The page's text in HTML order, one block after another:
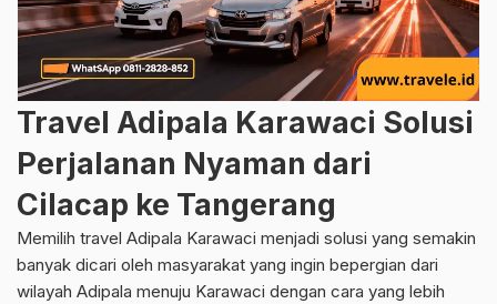
Travel Adipala Karawaci Solusi
Perjalanan Nyaman dari
Cilacap ke Tangerang
Memilih travel Adipala Karawaci menjadi solusi yang semakin
banyak dicari oleh masyarakat yang ingin bepergian dari
wilayah Adipala menuju Karawaci dengan cara yang lebih